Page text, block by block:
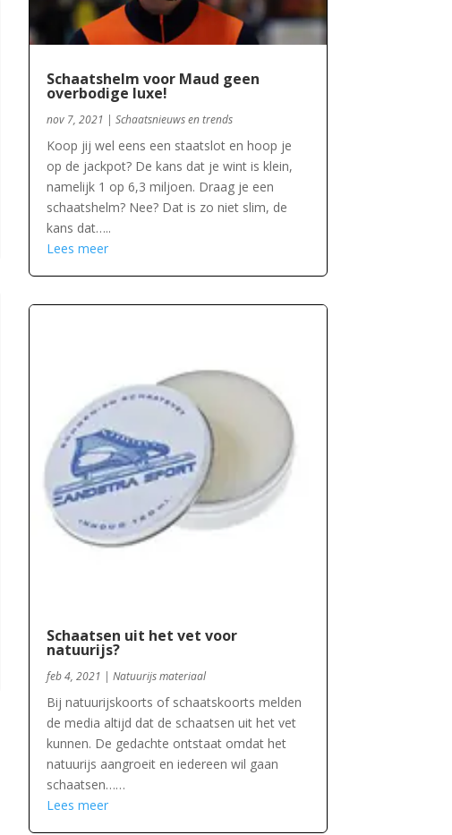
Schaatshelm voor Maud geen
overbodige luxe!
nov 7, 2021 | Schaatsnieuws en trends
Koop jij wel eens een staatslot en hoop je
op de jackpot? De kans dat je wint is klein,
namelijk 1 op 6,3 miljoen. Draag je een
schaatshelm? Nee? Dat is zo niet slim, de
kans dat…..
Lees meer
Schaatsen uit het vet voor
natuurijs?
feb 4, 2021 | Natuurijs materiaal
Bij natuurijskoorts of schaatskoorts melden
de media altijd dat de schaatsen uit het vet
kunnen. De gedachte ontstaat omdat het
natuurijs aangroeit en iedereen wil gaan
schaatsen……
Lees meer